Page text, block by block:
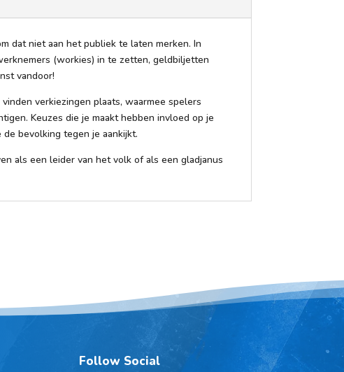
dat niet aan het publiek te laten merken. In
(workies) in te zetten, geldbiljetten
vandoor!
verkiezingen plaats, waarmee spelers
Keuzes die je maakt hebben invloed op je
bevolking tegen je aankijkt.
als een leider van het volk of als een gladjanus
Follow Social